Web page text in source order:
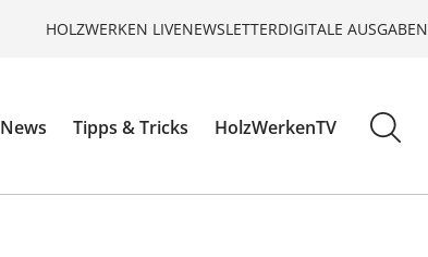
HOLZWERKEN LIVENEWSLETTERDIGITALE AUSGABEN
News Tipps & Tricks HolzWerkenTV